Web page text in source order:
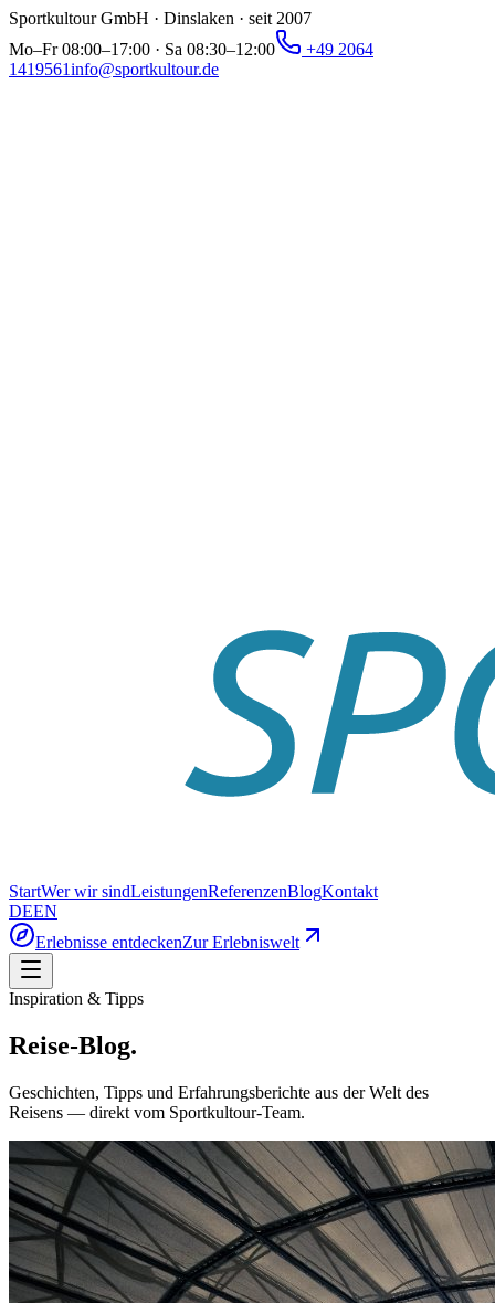
Sportkultour GmbH · Dinslaken · seit 2007
Mo–Fr 08:00–17:00 · Sa 08:30–12:00
+49 2064
1419561info@sportkultour.de
StartWer wir sindLeistungenReferenzenBlogKontakt
DEEN
Erlebnisse entdeckenZur Erlebniswelt
Inspiration & Tipps
Reise-Blog.
Geschichten, Tipps und Erfahrungsberichte aus der Welt des
Reisens — direkt vom Sportkultour-Team.